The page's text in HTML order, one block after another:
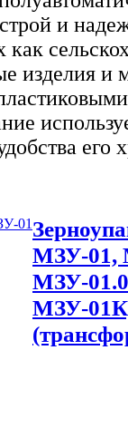
и
изделия и
его
МЗУ-01,
МЗУ-
МЗУ-